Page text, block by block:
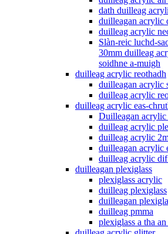
dath duilleag
duilleagan acrylic
duilleag acrylic
Slàn-reic luchd-
30mm duilleag
soidhne a-muigh
duilleag acrylic reothadh
duilleagan acrylic
duilleag acrylic
duilleag acrylic eas-
Duilleagan acrylic
duilleag acrylic
duilleag acrylic
duilleagan acrylic
duilleag acrylic
duilleagan plexiglass
plexiglass acrylic
duilleag plexiglass
duilleagan
duilleag pmma
plexiglass a tha